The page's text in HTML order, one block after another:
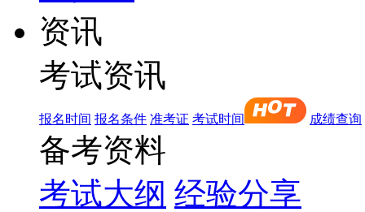
资讯
考试资讯
报名时间 报名条件 准考证 考试时间 成绩查询
备考资料
考试大纲 经验分享